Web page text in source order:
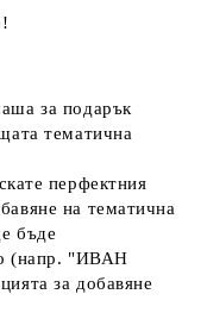
за подарък
тематична
перфектния
на тематична
бъде
(напр. "ИВАН
за добавяне